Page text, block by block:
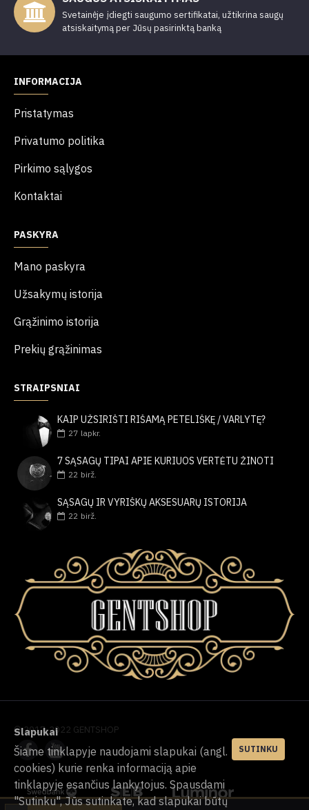
Svetainėje įdiegti saugumo sertifikatai, užtikrina saugų
atsiskaitymą per Jūsų pasirinktą banką
INFORMACIJA
Pristatymas
Privatumo politika
Pirkimo sąlygos
Kontaktai
PASKYRA
Mano paskyra
Užsakymų istorija
Grąžinimo istorija
Prekių grąžinimas
STRAIPSNIAI
KAIP UŽSIRIŠTI RIŠAMĄ PETELIŠKĘ / VARLYTĘ?
27 lapkr.
7 SĄSAGŲ TIPAI APIE KURIUOS VERTĖTU ŽINOTI
22 birž.
SĄSAGŲ IR VYRIŠKŲ AKSESUARŲ ISTORIJA
22 birž.
© 2017-2022 GENTSHOP
SUTINKU
Slapukai
Šiame tinklapyje naudojami slapukai (angl.
cookies) kurie renka informaciją apie
tinklapyje esančius lankytojus. Spausdami
"Sutinku", Jūs sutinkate, kad slapukai būtų